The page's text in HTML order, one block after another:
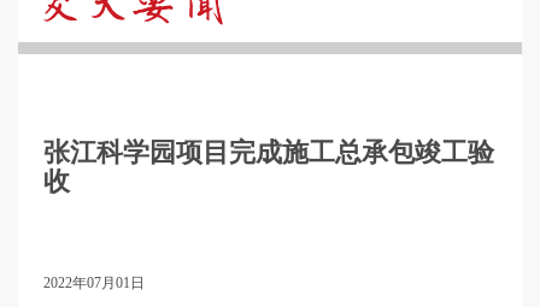
要
张江科学园项目完成施工总承包竣工验
收
2022年07月01日